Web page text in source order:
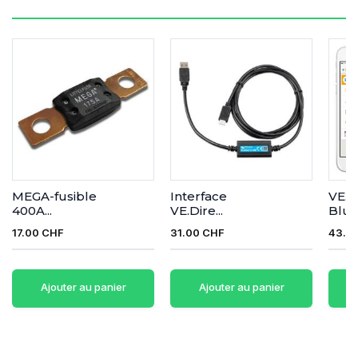
MEGA-fusible
400A...
17.00 CHF
Ajouter au panier
Interface
VE.Dire...
31.00 CHF
Ajouter au panier